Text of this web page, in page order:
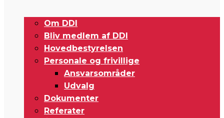
Om DDI
Bliv medlem af DDI
Hovedbestyrelsen
Personale og frivillige
Ansvarsområder
Udvalg
Dokumenter
Referater